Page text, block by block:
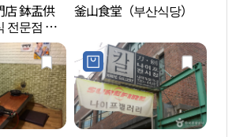
鉢盂供
전문점 발
釜山食堂（부산식당）